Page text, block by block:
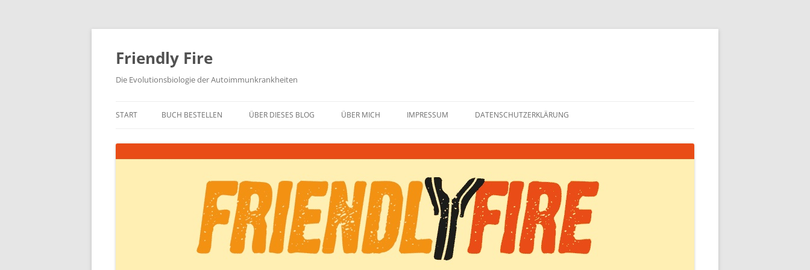
Zum
springen
Friendly Fire
Die Evolutionsbiologie der Autoimmunkrankheiten
START BUCH BESTELLEN ÜBER DIESES BLOG ÜBER MICH IMPRESSUM DATENSCHUTZERKLÄRUNG